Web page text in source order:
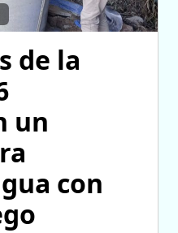
de la
un
con